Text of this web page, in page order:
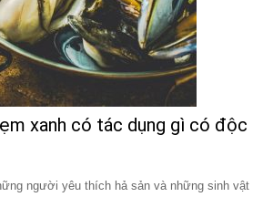
xanh có tác dụng gì có độc
người yêu thích hả sản và những sinh vật